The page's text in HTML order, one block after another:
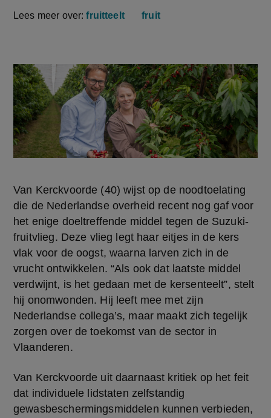
Lees meer over:fruitteelt fruit
Van Kerckvoorde (40) wijst op de noodtoelating
die de Nederlandse overheid recent nog gaf voor
het enige doeltreffende middel tegen de Suzuki-
fruitvlieg. Deze vlieg legt haar eitjes in de kers
vlak voor de oogst, waarna larven zich in de
vrucht ontwikkelen. “Als ook dat laatste middel
verdwijnt, is het gedaan met de kersenteelt”, stelt
hij onomwonden. Hij leeft mee met zijn
Nederlandse collega’s, maar maakt zich tegelijk
zorgen over de toekomst van de sector in
Vlaanderen.
Van Kerckvoorde uit daarnaast kritiek op het feit
dat individuele lidstaten zelfstandig
gewasbeschermingsmiddelen kunnen verbieden,